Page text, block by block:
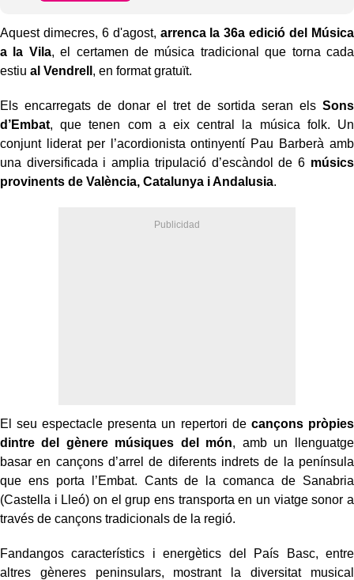
Aquest dimecres, 6 d'agost, arrenca la 36a edició del Música
a la Vila, el certamen de música tradicional que torna cada
estiu al Vendrell , en format gratuït.
Els encarregats de donar el tret de sortida seran els Sons
d’Embat, que tenen com a eix central la música folk. Un
conjunt liderat per l’acordionista ontinyentí Pau Barberà amb
una diversificada i amplia tripulació d’escàndol de 6 músics
provinents de València, Catalunya i Andalusia.
El seu espectacle presenta un repertori de cançons pròpies
dintre del gènere músiques del món, amb un llenguatge
basar en cançons d’arrel de diferents indrets de la península
que ens porta l’Embat. Cants de la comanca de Sanabria
(Castella i Lleó) on el grup ens transporta en un viatge sonor a
través de cançons tradicionals de la regió.
Fandangos característics i energètics del País Basc, entre
altres gèneres peninsulars, mostrant la diversitat musical